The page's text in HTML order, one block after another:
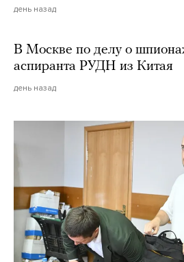
день назад
В Москве по делу о
аспиранта РУДН из Китая
день назад